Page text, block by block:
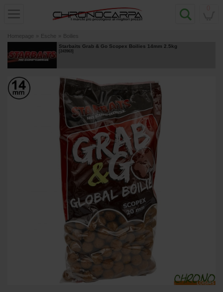
Homepage » Esche » Boilies
Starbaits Grab & Go Scopex Boilies 14mm 2.5kg
[243963]